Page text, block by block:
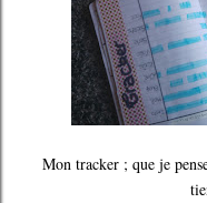
Mon tracker ; que je